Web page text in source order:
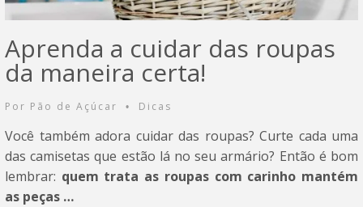
Aprenda a cuidar das roupas
da maneira certa!
Por Pão de Açúcar • Dicas
Você também adora cuidar das roupas? Curte cada uma
das camisetas que estão lá no seu armário? Então é bom
lembrar: quem trata as roupas com carinho mantém
as peças …